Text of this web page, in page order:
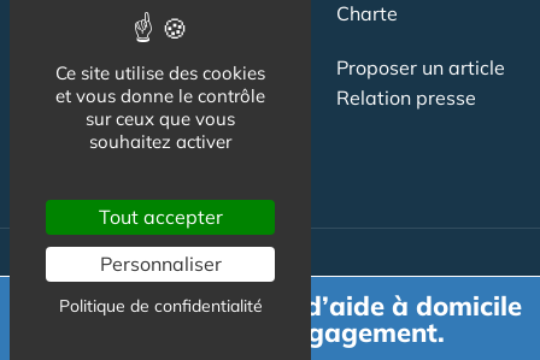
Charte
Contact
Newsletter
Publicité
Proposer un article
Relation presse
Actualité
Demande de devis d’aide à domicile
gratuit et sans engagement.
Ce site utilise des cookies
et vous donne le contrôle
sur ceux que vous
souhaitez activer
Tout accepter
Personnaliser
Politique de confidentialité